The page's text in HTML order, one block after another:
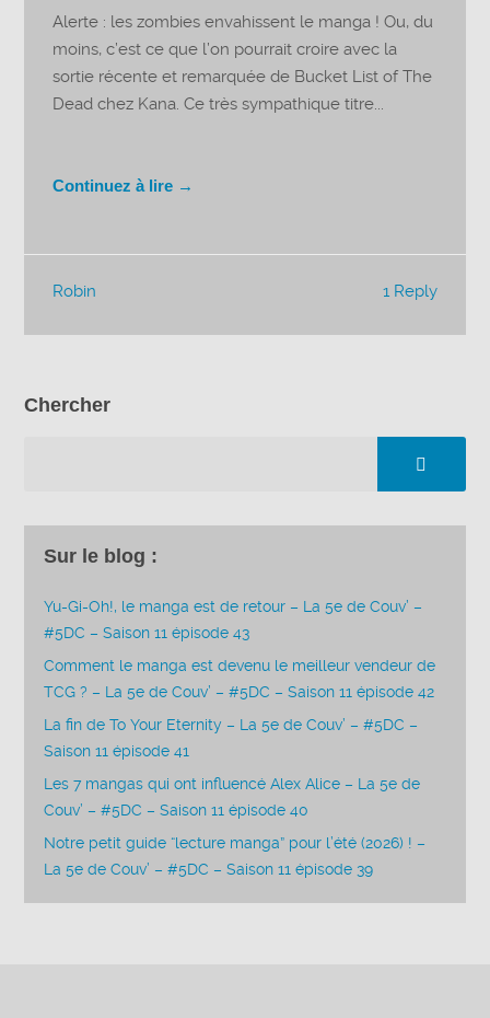
Alerte : les zombies envahissent le manga ! Ou, du
moins, c’est ce que l’on pourrait croire avec la
sortie récente et remarquée de Bucket List of The
Dead chez Kana. Ce très sympathique titre...
Continuez à lire →
1 Reply
Robin
Chercher
Sur le blog :
Yu-Gi-Oh!, le manga est de retour – La 5e de Couv’ –
#5DC – Saison 11 épisode 43
Comment le manga est devenu le meilleur vendeur de
TCG ? – La 5e de Couv’ – #5DC – Saison 11 épisode 42
La fin de To Your Eternity – La 5e de Couv’ – #5DC –
Saison 11 épisode 41
Les 7 mangas qui ont influencé Alex Alice – La 5e de
Couv’ – #5DC – Saison 11 épisode 40
Notre petit guide “lecture manga” pour l’été (2026) ! –
La 5e de Couv’ – #5DC – Saison 11 épisode 39